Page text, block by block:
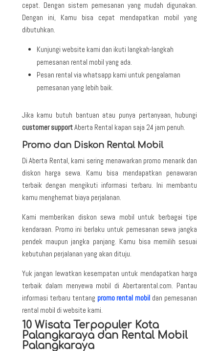
cepat. Dengan sistem pemesanan yang mudah digunakan.
Dengan ini, Kamu bisa cepat mendapatkan mobil yang
dibutuhkan.
Kunjungi website kami dan ikuti langkah-langkah
pemesanan rental mobil yang ada.
Pesan rental via whatsapp kami untuk pengalaman
pemesanan yang lebih baik.
Jika kamu butuh bantuan atau punya pertanyaan, hubungi
customer supportAberta Rental kapan saja 24 jam penuh.
Promo dan Diskon Rental Mobil
Di Aberta Rental, kami sering menawarkan promo menarik dan
diskon harga sewa. Kamu bisa mendapatkan penawaran
terbaik dengan mengikuti informasi terbaru. Ini membantu
kamu menghemat biaya perjalanan.
Kami memberikan diskon sewa mobil untuk berbagai tipe
kendaraan. Promo ini berlaku untuk pemesanan sewa jangka
pendek maupun jangka panjang. Kamu bisa memilih sesuai
kebutuhan perjalanan yang akan dituju.
Yuk jangan lewatkan kesempatan untuk mendapatkan harga
terbaik dalam menyewa mobil di Abertarental.com. Pantau
informasi terbaru tentang promo rental mobil dan pemesanan
rental mobil di website kami.
10 Wisata Terpopuler Kota
Palangkaraya dan Rental Mobil
Palangkaraya